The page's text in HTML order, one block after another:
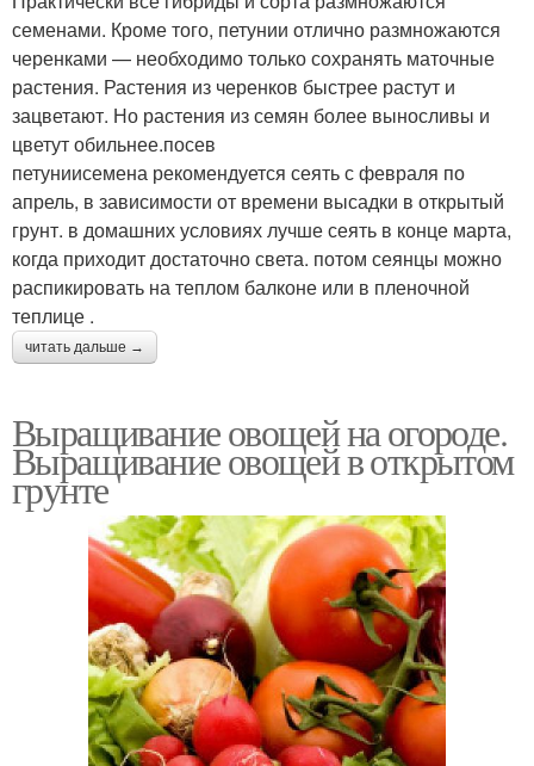
семенами. Кроме того, петунии отлично размножаются
черенками — необходимо только сохранять маточные
растения. Растения из черенков быстрее растут и
зацветают. Но растения из семян более выносливы и
цветут обильнее.посев
петуниисемена рекомендуется сеять с февраля по
апрель, в зависимости от времени высадки в открытый
грунт. в домашних условиях лучше сеять в конце марта,
когда приходит достаточно света. потом сеянцы можно
распикировать на теплом балконе или в пленочной
теплице .
читать дальше →
Выращивание овощей на огороде.
Выращивание овощей в открытом
грунте